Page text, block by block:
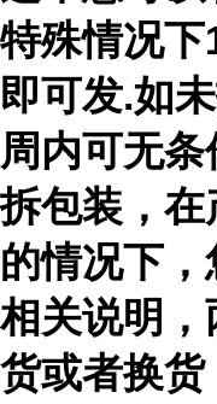
特殊情况
即可发.如
周内可无
拆包装，
的情况下
相关说明
货或者换